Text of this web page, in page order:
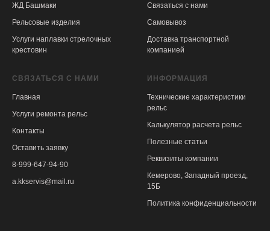
ЖД Башмаки
Рельсовые изделия
Услуги наплавки стрелочных
крестовин
Связаться с нами
Самовывоз
Доставка транспортной
компанией
СВЯЗАТЬСЯ С НАМИ
Главная
Услуги ремонта рельс
Контакты
Оставить заявку
8-999-647-94-90
a.kkservis@mail.ru
ИНФОРМАЦИЯ
Технические характеристики
рельс
Калькулятор расчета рельс
Полезные статьи
Реквизиты компании
Кемерово, Западный проезд,
15Б
Политика конфиденциальности